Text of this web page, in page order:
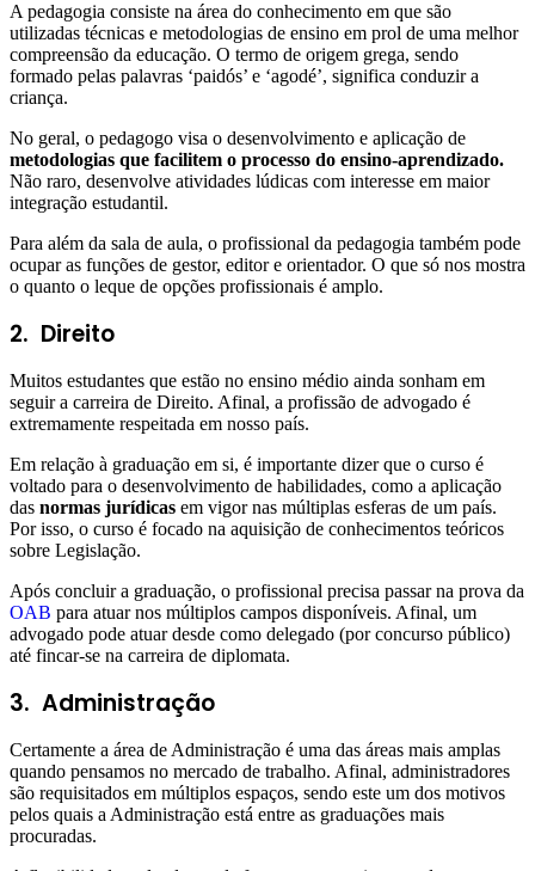
A pedagogia consiste na área do conhecimento em que são
utilizadas técnicas e metodologias de ensino em prol de uma melhor
compreensão da educação. O termo de origem grega, sendo
formado pelas palavras ‘paidós’ e ‘agodé’, significa conduzir a
criança.
No geral, o pedagogo visa o desenvolvimento e aplicação de
metodologias que facilitem o processo do ensino-aprendizado.
Não raro, desenvolve atividades lúdicas com interesse em maior
integração estudantil.
Para além da sala de aula, o profissional da pedagogia também pode
ocupar as funções de gestor, editor e orientador. O que só nos mostra
o quanto o leque de opções profissionais é amplo.
2. Direito
Muitos estudantes que estão no ensino médio ainda sonham em
seguir a carreira de Direito. Afinal, a profissão de advogado é
extremamente respeitada em nosso país.
Em relação à graduação em si, é importante dizer que o curso é
voltado para o desenvolvimento de habilidades, como a aplicação
das normas jurídicas em vigor nas múltiplas esferas de um país.
Por isso, o curso é focado na aquisição de conhecimentos teóricos
sobre Legislação.
Após concluir a graduação, o profissional precisa passar na prova da
OAB para atuar nos múltiplos campos disponíveis. Afinal, um
advogado pode atuar desde como delegado (por concurso público)
até fincar-se na carreira de diplomata.
3. Administração
Certamente a área de Administração é uma das áreas mais amplas
quando pensamos no mercado de trabalho. Afinal, administradores
são requisitados em múltiplos espaços, sendo este um dos motivos
pelos quais a Administração está entre as graduações mais
procuradas.